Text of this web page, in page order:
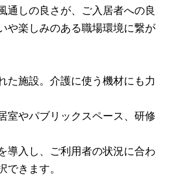
通しの良さが、ご入居者への良
や楽しみのある職場環境に繋が
た施設。介護に使う機材にも力
室やパブリックスペース、研修
導入し、ご利用者の状況に合わ
できます。